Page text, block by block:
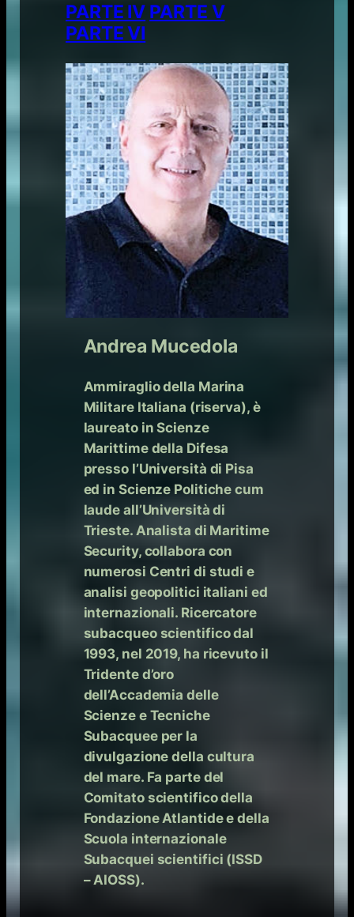
PARTE IV PARTE V
PARTE VI
Andrea Mucedola
Ammiraglio della Marina
Militare Italiana (riserva), è
laureato in Scienze
Marittime della Difesa
presso l’Università di Pisa
ed in Scienze Politiche cum
laude all’Università di
Trieste. Analista di Maritime
Security, collabora con
numerosi Centri di studi e
analisi geopolitici italiani ed
internazionali. Ricercatore
subacqueo scientifico dal
1993, nel 2019, ha ricevuto il
Tridente d’oro
dell’Accademia delle
Scienze e Tecniche
Subacquee per la
divulgazione della cultura
del mare. Fa parte del
Comitato scientifico della
Fondazione Atlantide e della
Scuola internazionale
Subacquei scientifici (ISSD
– AIOSS).